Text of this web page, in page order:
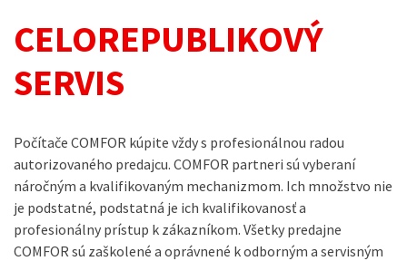
CELOREPUBLIKOVÝ
SERVIS
Počítače COMFOR kúpite vždy s profesionálnou radou
autorizovaného predajcu. COMFOR partneri sú vyberaní
náročným a kvalifikovaným mechanizmom. Ich množstvo nie
je podstatné, podstatná je ich kvalifikovanosť a
profesionálny prístup k zákazníkom. Všetky predajne
COMFOR sú zaškolené a oprávnené k odborným a servisným